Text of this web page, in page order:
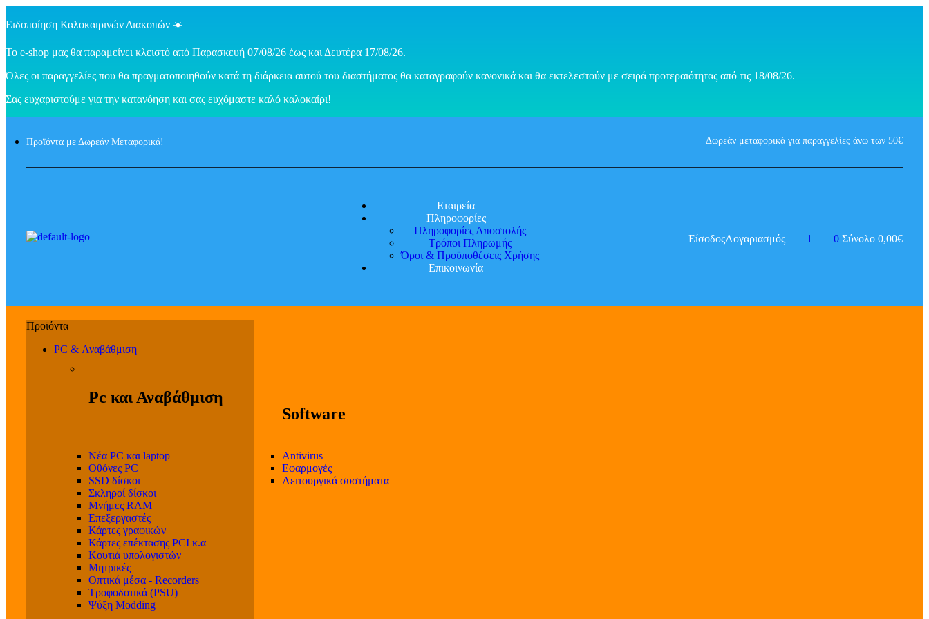
Ειδοποίηση Καλοκαιρινών Διακοπών ☀️
Το e-shop μας θα παραμείνει κλειστό από Παρασκευή 07/08/26 έως και Δευτέρα 17/08/26.
Όλες οι παραγγελίες που θα πραγματοποιηθούν κατά τη διάρκεια αυτού του διαστήματος θα καταγραφούν κανονικά και θα εκτελεστούν με σειρά προτεραιότητας από τις 18/08/26.
Σας ευχαριστούμε για την κατανόηση και σας ευχόμαστε καλό καλοκαίρι!
Προϊόντα με Δωρεάν Μεταφορικά! Δωρεάν μεταφορικά για παραγγελίες άνω των 50€
Εταιρεία
Πληροφορίες
Πληροφορίες Αποστολής
Τρόποι Πληρωμής
Όροι & Προϋποθέσεις Χρήσης
Επικοινωνία
ΕίσοδοςΛογαριασμός 1 0 Σύνολο 0,00€
PC & Αναβάθμιση
Pc και Αναβάθμιση
Software
Νέα PC και laptop
Οθόνες PC
SSD δίσκοι
Σκληροί δίσκοι
Μνήμες RAM
Επεξεργαστές
Κάρτες γραφικών
Κάρτες επέκτασης PCI κ.α
Κουτιά υπολογιστών
Μητρικές
Οπτικά μέσα - Recorders
Τροφοδοτικά (PSU)
Ψύξη Modding
Antivirus
Εφαρμογές
Λειτουργικά συστήματα